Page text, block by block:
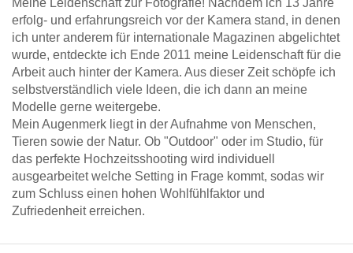
Meine Leidenschaft zur Fotografie! Nachdem ich 13 Jahre
erfolg- und erfahrungsreich vor der Kamera stand, in denen
ich unter anderem für internationale Magazinen abgelichtet
wurde, entdeckte ich Ende 2011 meine Leidenschaft für die
Arbeit auch hinter der Kamera. Aus dieser Zeit schöpfe ich
selbstverständlich viele Ideen, die ich dann an meine
Modelle gerne weitergebe.
Mein Augenmerk liegt in der Aufnahme von Menschen,
Tieren sowie der Natur. Ob "Outdoor" oder im Studio, für
das perfekte Hochzeitsshooting wird individuell
ausgearbeitet welche Setting in Frage kommt, sodas wir
zum Schluss einen hohen Wohlfühlfaktor und
Zufriedenheit erreichen.